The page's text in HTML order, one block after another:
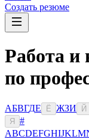
Создать резюме
Работа и
по
АБВГДЕ Ё ЖЗИ Й
Я
#
ABCDEFGHIJKLM